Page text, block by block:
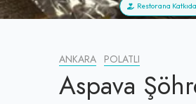
Restorana
ANKARA POLATLI
Aspava